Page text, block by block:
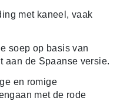
met kaneel, vaak
soep op basis van
aan de Spaanse versie.
en romige
met de rode